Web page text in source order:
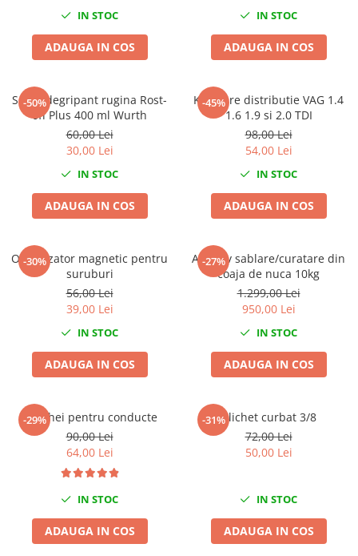
Land Rover
Mazda
Mini
Nissan
Seat
Skoda
Universale
Volkswagen
Volvo
Scule pentru tinichigerie
Accesorii Pneumatice
Alte scule pneumatice
Chei cu clichet
Filtre Pneumatice
Furtune Aer Comprimat
Masini de gaurit si taiat
IN STOC
ADAUGA IN COS
IN STOC
ADAUGA IN COS
-50%
Spray degripant rugina Rost-
off Plus 400 ml Wurth
60,00 Lei
30,00 Lei
IN STOC
ADAUGA IN COS
-45%
Kit fixare distributie VAG 1.4
1.6 1.9 si 2.0 TDI
98,00 Lei
54,00 Lei
IN STOC
ADAUGA IN COS
-30%
Organizator magnetic pentru
suruburi
56,00 Lei
39,00 Lei
IN STOC
ADAUGA IN COS
-27%
Abraziv sablare/curatare din
coaja de nuca 10kg
1.299,00 Lei
950,00 Lei
IN STOC
ADAUGA IN COS
-29%
Set chei pentru conducte
90,00 Lei
64,00 Lei
IN STOC
ADAUGA IN COS
-31%Clichet curbat 3/8
72,00 Lei
50,00 Lei
IN STOC
ADAUGA IN COS